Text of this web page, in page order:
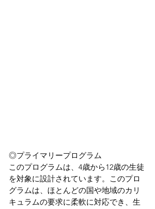
◎プライマリープログラム
このプログラムは、4歳から12歳の生徒
を対象に設計されています。このプロ
グラムは、ほとんどの国や地域のカリ
キュラムの要求に柔軟に対応でき、生